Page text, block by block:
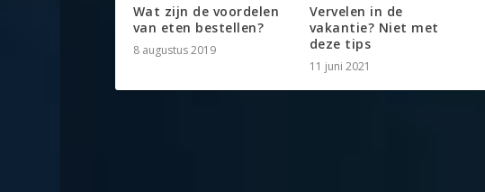
Wat zijn de voordelen
van eten bestellen?
8 augustus 2019
Vervelen in de
vakantie? Niet met
deze tips
11 juni 2021